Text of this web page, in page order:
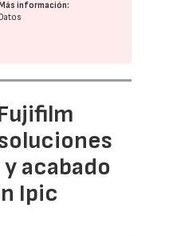
información:
acabado
Ipic